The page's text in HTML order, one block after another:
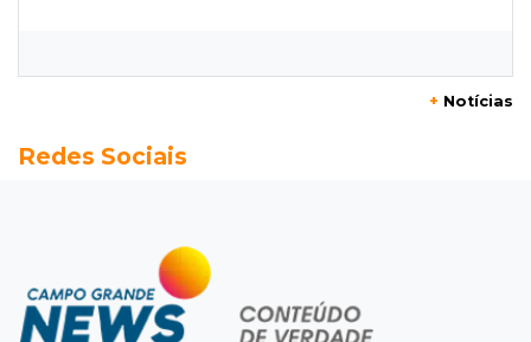
Pet shop é recorrente na venda de cães "fake"
Adoção especial
Cachorrinho que perdeu um olho espera por
novo lar no CCZ
+ Notícias
Redes Sociais